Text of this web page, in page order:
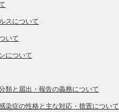
スについて
いて
について
類と届出・報告の義務について
染症の性格と主な対応・措置について